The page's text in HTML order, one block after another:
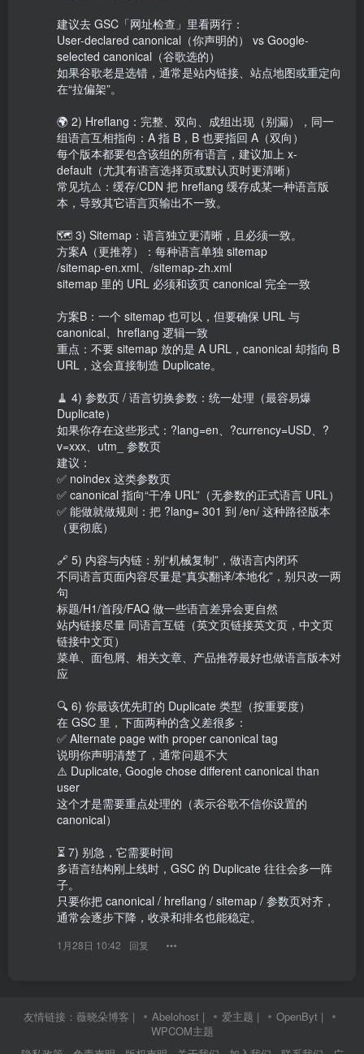
建议去 GSC「网址检查」里看两行：
User-declared canonical（你声明的） vs Google-
selected canonical（谷歌选的）
如果谷歌老是选错，通常是站内链接、站点地图或重定向
在“拉偏架”。
🌍 2) Hreflang：完整、双向、成组出现（别漏），同一
组语言互相指向：A 指 B，B 也要指回 A（双向）
每个版本都要包含该组的所有语言，建议加上 x-
default（尤其有语言选择页或默认页时更清晰）
常见坑⚠️：缓存/CDN 把 hreflang 缓存成某一种语言版
本，导致其它语言页输出不一致。
🗺️ 3) Sitemap：语言独立更清晰，且必须一致。
方案A（更推荐）：每种语言单独 sitemap
/sitemap-en.xml、/sitemap-zh.xml
sitemap 里的 URL 必须和该页 canonical 完全一致
方案B：一个 sitemap 也可以，但要确保 URL 与
canonical、hreflang 逻辑一致
重点：不要 sitemap 放的是 A URL，canonical 却指向 B
URL，这会直接制造 Duplicate。
🧹 4) 参数页 / 语言切换参数：统一处理（最容易爆
Duplicate）
如果你存在这些形式：?lang=en、?currency=USD、?
v=xxx、utm_ 参数页
建议：
✅ noindex 这类参数页
✅ canonical 指向“干净 URL”（无参数的正式语言 URL）
✅ 能做就做规则：把 ?lang= 301 到 /en/ 这种路径版本
（更彻底）
🔗 5) 内容与内链：别“机械复制”，做语言内闭环
不同语言页面内容尽量是“真实翻译/本地化”，别只改一两
句
标题/H1/首段/FAQ 做一些语言差异会更自然
站内链接尽量 同语言互链（英文页链接英文页，中文页
链接中文页）
菜单、面包屑、相关文章、产品推荐最好也做语言版本对
应
🔍 6) 你最该优先盯的 Duplicate 类型（按重要度）
在 GSC 里，下面两种的含义差很多：
✅ Alternate page with proper canonical tag
说明你声明清楚了，通常问题不大
⚠️ Duplicate, Google chose different canonical than
user
这个才是需要重点处理的（表示谷歌不信你设置的
canonical）
⏳ 7) 别急，它需要时间
多语言结构刚上线时，GSC 的 Duplicate 往往会多一阵
子。
只要你把 canonical / hreflang / sitemap / 参数页对齐，
通常会逐步下降，收录和排名也能稳定。
1月28日 10:42 回复
友情链接： 薇晓朵博客 | Abelohost | 爱主题 | OpenByt |
WPCOM主题